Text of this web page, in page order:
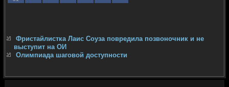
Фристайлистка Лаис Соуза повредила позвоночник и не
выступит на ОИ
Олимпиада шаговой доступности